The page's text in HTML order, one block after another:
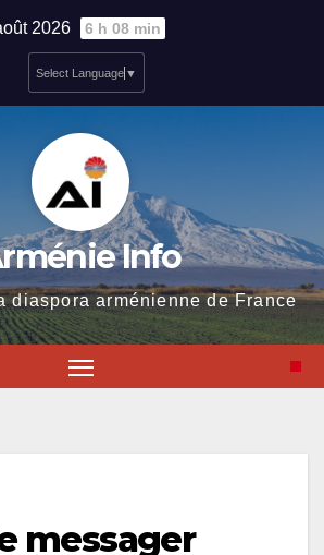
2026 6 h 08 min
Select Language ▼
Info
diaspora arménienne de France
messager